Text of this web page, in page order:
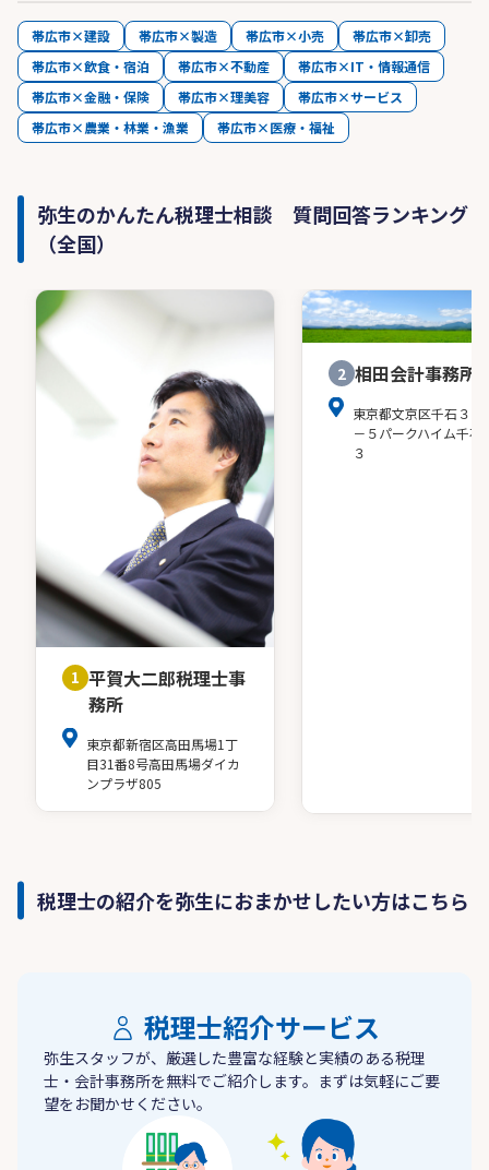
帯広市×建設 帯広市×製造 帯広市×小売
帯広市×卸売
帯広市×飲食・宿泊
帯広市×不動産
帯広市×IT・情報通信
帯広市×金融・保険
帯広市×理美容
帯広市×サービス
帯広市×農業・林業・漁業
帯広市×医療・福祉
弥生のかんたん税理士相談 質問回答ランキング
（全国）
1 平賀大二郎税理士事
務所
東京都新宿区高田馬場1丁
目31番8号高田馬場ダイカ
ンプラザ805
2 相田会計事務所
東京都文京区千石３－
－５パークハイム千石
３
税理士の紹介を弥生におまかせしたい方はこちら
税理士紹介サービス
弥生スタッフが、厳選した豊富な経験と実績のある税理
士・会計事務所を無料でご紹介します。まずは気軽にご要
望をお聞かせください。